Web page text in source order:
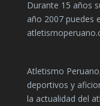
Durante 15 años
año 2007 puedes
Atletismo
deportivos y
la actualidad del